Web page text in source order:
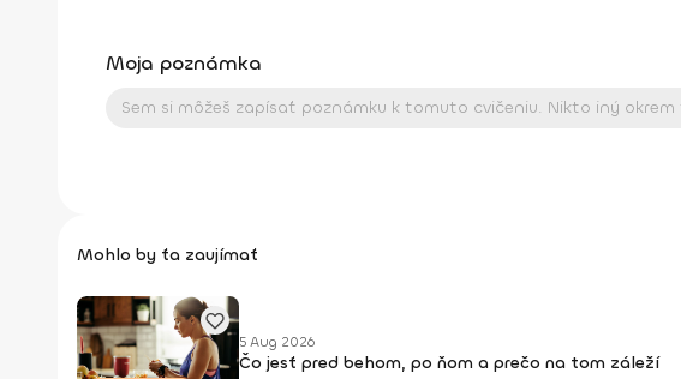
Moja poznámka
Mohlo by ťa zaujímať
5 Aug 2026
Čo jesť pred behom, po ňom a prečo na tom záleží